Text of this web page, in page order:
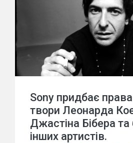
Sony придбає
твори Леонарда
Джастіна Бібера та
інших артистів.